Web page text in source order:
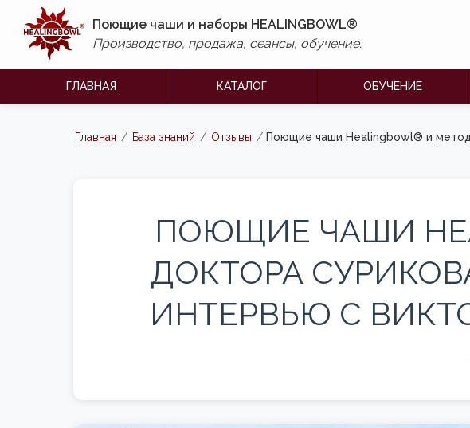
Поющие чаши и наборы HEALINGBOWL®
Производство, продажа, сеансы, обучение.
ГЛАВНАЯ КАТАЛОГ ОБУЧЕНИЕ
Главная / База знаний / Отзывы / Поющие чаши Healingbowl® и
ПОЮЩИЕ ЧАШИ
ДОКТОРА
ИНТЕРВЬЮ С